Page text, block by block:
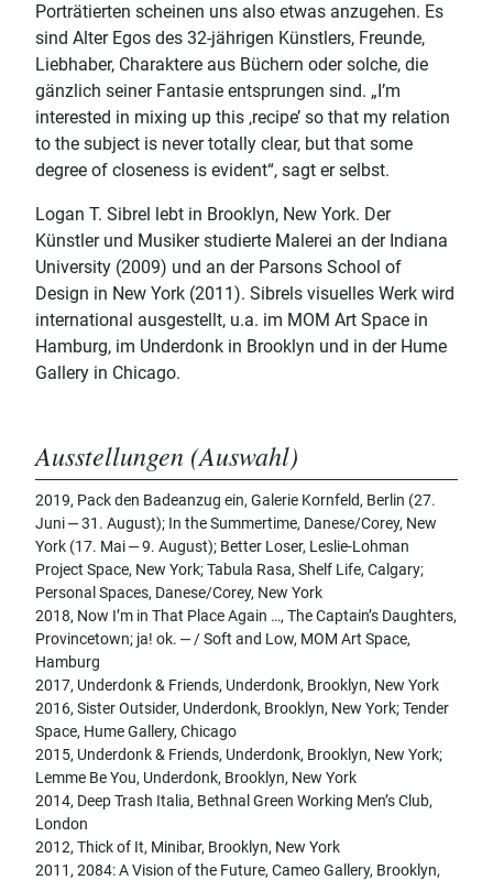
Porträtierten scheinen uns also etwas anzugehen. Es
sind Alter Egos des 32-jährigen Künstlers, Freunde,
Liebhaber, Charaktere aus Büchern oder solche, die
gänzlich seiner Fantasie entsprungen sind. „I’m
interested in mixing up this ‚recipe’ so that my relation
to the subject is never totally clear, but that some
degree of closeness is evident“, sagt er selbst.
Logan T. Sibrel lebt in Brooklyn, New York. Der
Künstler und Musiker studierte Malerei an der Indiana
University (2009) und an der Parsons School of
Design in New York (2011). Sibrels visuelles Werk wird
international ausgestellt, u.a. im MOM Art Space in
Hamburg, im Underdonk in Brooklyn und in der Hume
Gallery in Chicago.
Ausstellungen (Auswahl)
2019, Pack den Badeanzug ein, Galerie Kornfeld, Berlin (27.
Juni ‒ 31. August); In the Summertime, Danese/Corey, New
York (17. Mai ‒ 9. August); Better Loser, Leslie-Lohman
Project Space, New York; Tabula Rasa, Shelf Life, Calgary;
Personal Spaces, Danese/Corey, New York
2018, Now I’m in That Place Again …, The Captain’s Daughters,
Provincetown; ja! ok. ‒ / Soft and Low, MOM Art Space,
Hamburg
2017, Underdonk & Friends, Underdonk, Brooklyn, New York
2016, Sister Outsider, Underdonk, Brooklyn, New York; Tender
Space, Hume Gallery, Chicago
2015, Underdonk & Friends, Underdonk, Brooklyn, New York;
Lemme Be You, Underdonk, Brooklyn, New York
2014, Deep Trash Italia, Bethnal Green Working Men’s Club,
London
2012, Thick of It, Minibar, Brooklyn, New York
2011, 2084: A Vision of the Future, Cameo Gallery, Brooklyn,